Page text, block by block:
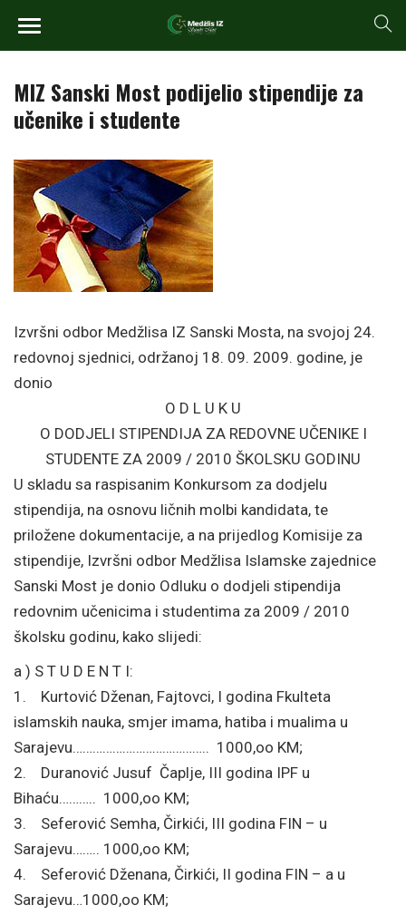
MIZ Sanski Most podijelio stipendije za
učenike i studente
Izvršni odbor Medžlisa IZ Sanski Mosta, na svojoj 24.
redovnoj sjednici, održanoj 18. 09. 2009. godine, je
donio
O D L U K U
O DODJELI STIPENDIJA ZA REDOVNE UČENIKE I
STUDENTE ZA 2009 / 2010 ŠKOLSKU GODINU
U skladu sa raspisanim Konkursom za dodjelu
stipendija, na osnovu ličnih molbi kandidata, te
priložene dokumentacije, a na prijedlog Komisije za
stipendije, Izvršni odbor Medžlisa Islamske zajednice
Sanski Most je donio Odluku o dodjeli stipendija
redovnim učenicima i studentima za 2009 / 2010
školsku godinu, kako slijedi:
a ) S T U D E N T I:
1. Kurtović Dženan, Fajtovci, I godina Fkulteta
islamskih nauka, smjer imama, hatiba i mualima u
Sarajevu………………………………….. 1000,oo KM;
2. Duranović Jusuf Čaplje, III godina IPF u
Bihaću……….. 1000,oo KM;
3. Seferović Semha, Čirkići, III godina FIN – u
Sarajevu…….. 1000,oo KM;
4. Seferović Dženana, Čirkići, II godina FIN – a u
Sarajevu…1000,oo KM;